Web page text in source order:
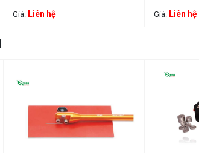
Giá: Liên hệ Giá: Liên hệ